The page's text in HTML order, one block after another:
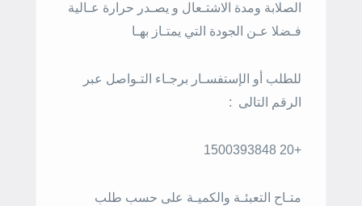
الصلابة ومدة الاشتـعال و يصـدر حرارة عـالية
فـضلا عـن الجودة التي يمتـاز بهـا
للطلب أو الإستفسـار برجـاء التـواصل عبر
الرقم التالى :
+20 1500393848
متـاح التعبئـة والكميـة على حسب طلب